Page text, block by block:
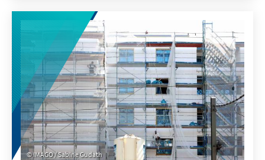
spitzt sich nun dramatisch zu: allein in den
letzten Tagen wurde bekannt, dass mit
„Country Garden“ ein weiterer
Immobilienkonzern in
Zahlungsschwierigkeiten steckt; dies gilt auch
für den großen Treuhandfonds „Zhongrong
International“. Der chinesische Yuan ist so
weit gefallen, dass chinesische Banken auf
dem Devisenmarkt intervenierten, um den
Kurs zu stabilisieren.
IMAGO / Sabine Gudath